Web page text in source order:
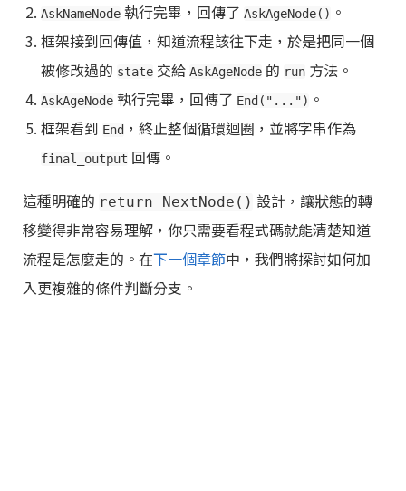
AskNameNode 執行完畢，回傳了 AskAgeNode() 。
框架接到回傳值，知道流程該往下走，於是把同一個
被修改過的 state 交給 AskAgeNode 的 run 方法。
AskAgeNode 執行完畢，回傳了 End("...") 。
框架看到 End ，終止整個循環迴圈，並將字串作為
final_output 回傳。
這種明確的 return NextNode() 設計，讓狀態的轉
移變得非常容易理解，你只需要看程式碼就能清楚知道
流程是怎麼走的。在下一個章節中，我們將探討如何加
入更複雜的條件判斷分支。